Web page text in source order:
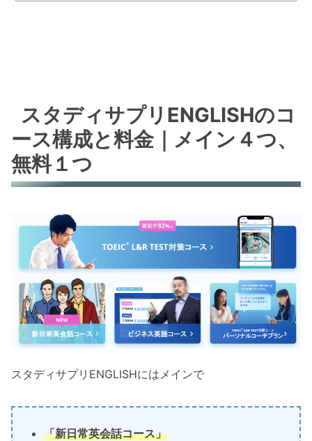
スタディサプリENGLISHのコ
ース構成と料金｜メイン４つ、
無料１つ
スタディサプリENGLISHにはメインで
「新日常英会話コース」